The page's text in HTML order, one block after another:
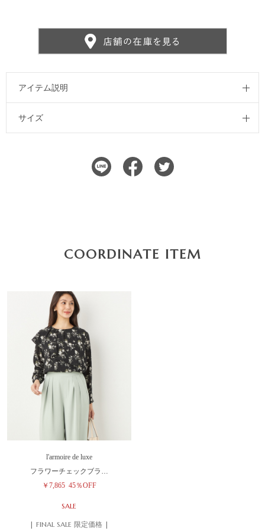
アイテム説明
サイズ
COORDINATE ITEM
l'armoire de luxe
フラワーチェックブラ…
￥7,865 45％OFF
SALE
| FINAL SALE 限定価格 |